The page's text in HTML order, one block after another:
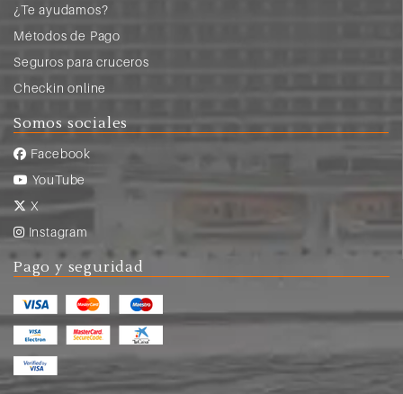
¿Te ayudamos?
Métodos de Pago
Seguros para cruceros
Checkin online
Somos sociales
Facebook
YouTube
X
Instagram
Pago y seguridad